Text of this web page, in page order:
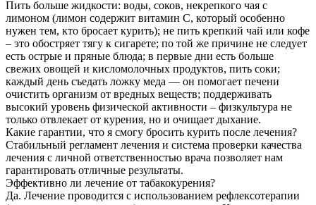
Пить больше жидкости: воды, соков, некрепкого чая с
лимоном (лимон содержит витамин С, который особенно
нужен тем, кто бросает курить); не пить крепкий чай или кофе
– это обостряет тягу к сигарете; по той же причине не следует
есть острые и пряные блюда; в первые дни есть больше
свежих овощей и кисломолочных продуктов, пить соки;
каждый день съедать ложку меда — он помогает печени
очистить организм от вредных веществ; поддерживать
высокий уровень физической активности – физкультура не
только отвлекает от курения, но и очищает дыхание.
Какие гарантии, что я смогу бросить курить после лечения?
Стабильный регламент лечения и система проверки качества
лечения с личной ответственностью врача позволяет нам
гарантировать отличные результаты.
Эффективно ли лечение от табакокурения?
Да. Лечение проводится с использованием рефлексотерапии